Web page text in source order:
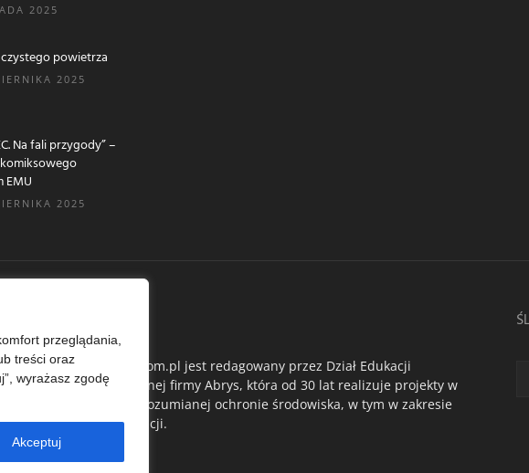
przeglądania,
treści oraz
wyrażasz zgodę
Akceptuj
2025
powietrza
2025
Na fali przygody” –
EMU
2025
Ekoedu.com.pl jest redagowany przez Dział Edukacji
Ekologicznej firmy Abrys, która od 30 lat realizuje projekty w
szeroko rozumianej ochronie środowiska, w tym w zakresie
ekoedukacji.